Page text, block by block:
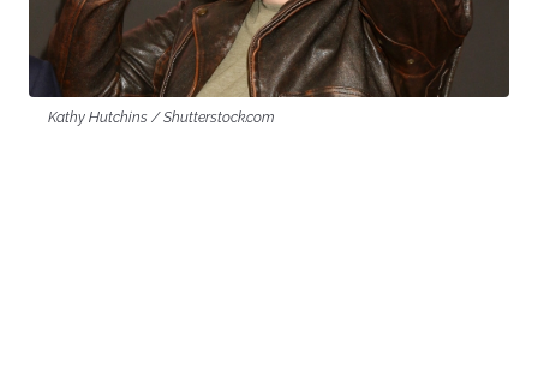
Kathy Hutchins / Shutterstock.com